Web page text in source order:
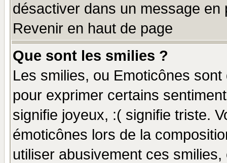
désactiver dans un message
Revenir en haut de page
Que sont les smilies ?
Les smilies, ou Emoticônes
pour exprimer certains
signifie joyeux, :( signifie triste.
émoticônes lors de la
utiliser abusivement ces